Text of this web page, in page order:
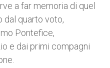
a far memoria di quel
dal quarto voto,
Pontefice,
e dai primi compagni